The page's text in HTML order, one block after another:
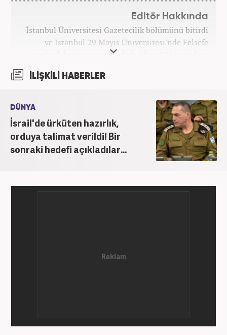
Editör Hakkında
İstanbul Üniversitesi Gazetecilik bölümünü bitirdi
ve İstanbul 29 Mayıs Üniversitesi'nde Felsefe
yüksek lisansını tamamladı. Ekim 2023'ten beri
İLİŞKİLİ HABERLER
DÜNYA
İsrail'de ürküten hazırlık,
orduya talimat verildi! Bir
sonraki hedefi açıkladılar...